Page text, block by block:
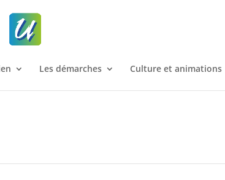
Les démarches Culture et animations